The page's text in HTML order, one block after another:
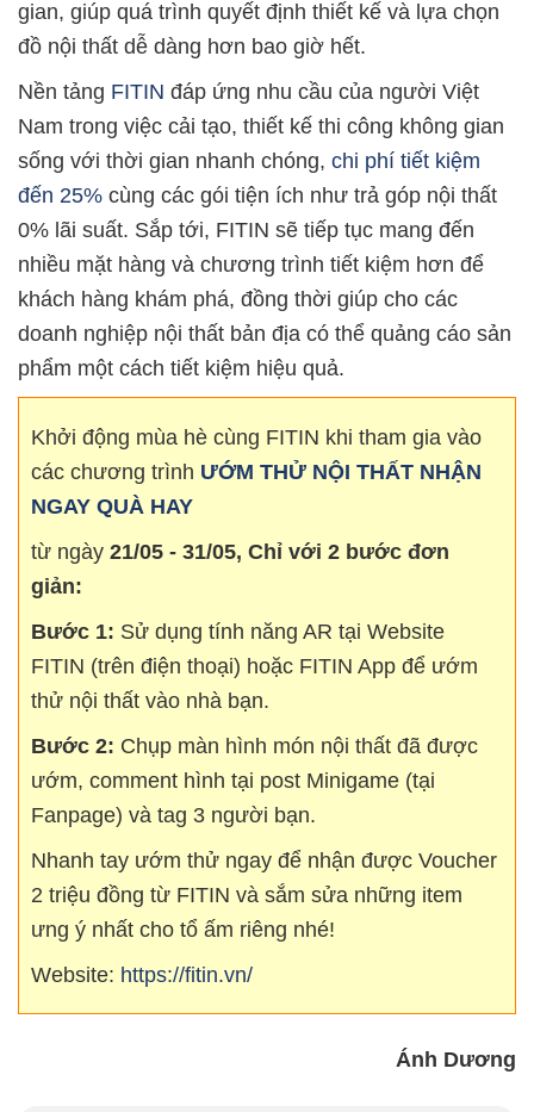
gian, giúp quá trình quyết định thiết kế và lựa chọn
đồ nội thất dễ dàng hơn bao giờ hết.
Nền tảng FITIN đáp ứng nhu cầu của người Việt
Nam trong việc cải tạo, thiết kế thi công không gian
sống với thời gian nhanh chóng, chi phí tiết kiệm
đến 25% cùng các gói tiện ích như trả góp nội thất
0% lãi suất. Sắp tới, FITIN sẽ tiếp tục mang đến
nhiều mặt hàng và chương trình tiết kiệm hơn để
khách hàng khám phá, đồng thời giúp cho các
doanh nghiệp nội thất bản địa có thể quảng cáo sản
phẩm một cách tiết kiệm hiệu quả.
Khởi động mùa hè cùng FITIN khi tham gia vào
các chương trình ƯỚM THỬ NỘI THẤT NHẬN
NGAY QUÀ HAY
từ ngày 21/05 - 31/05, Chỉ với 2 bước đơn
giản:
Bước 1: Sử dụng tính năng AR tại Website
FITIN (trên điện thoại) hoặc FITIN App để ướm
thử nội thất vào nhà bạn.
Bước 2: Chụp màn hình món nội thất đã được
ướm, comment hình tại post Minigame (tại
Fanpage) và tag 3 người bạn.
Nhanh tay ướm thử ngay để nhận được Voucher
2 triệu đồng từ FITIN và sắm sửa những item
ưng ý nhất cho tổ ấm riêng nhé!
Website: https://fitin.vn/
Ánh Dương